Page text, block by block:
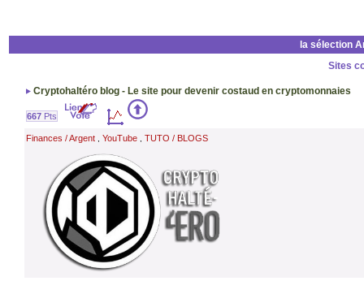
la sélection
Sites
Cryptohaltéro blog - Le site pour devenir costaud en cryptomonnaies
667Pts
Finances / Argent, YouTube, TUTO / BLOGS